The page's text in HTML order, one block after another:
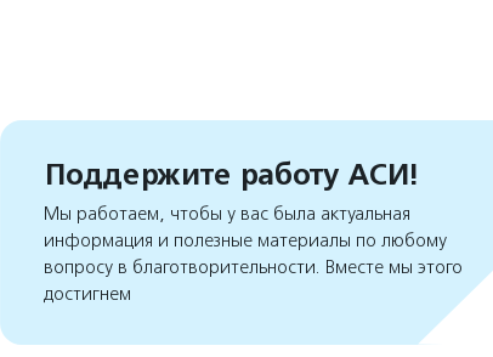
Поддержите работу АСИ!
Мы работаем, чтобы у вас была актуальная
информация и полезные материалы по любому
вопросу в благотворительности. Вместе мы этого
достигнем